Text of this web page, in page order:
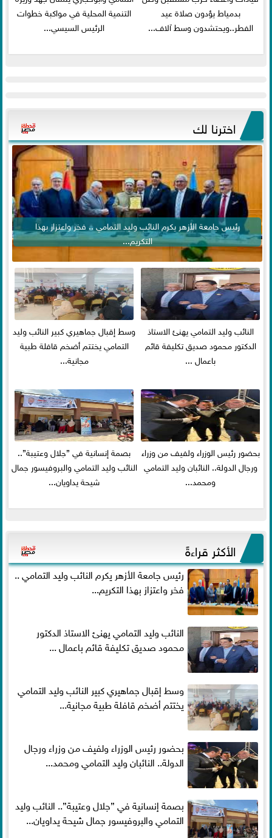
بدمياط يؤدون صلاة عيد
الفطر..ويحتشدون وسط آلاف...
التنمية المحلية في مواكبة خطوات
الرئيس السيسي...
اخترنا لك
رئيس جامعة الأزهر يكرم النائب وليد التمامي .. فخر واعتزاز بهذا
التكريم...
النائب وليد التمامي يهنئ الاستاذ
الدكتور محمود صديق تكليفة قائم
باعمال ...
وسط إقبال جماهيري كبير النائب وليد
التمامي يختتم أضخم قافلة طبية
مجانية...
بحضور رئيس الوزراء ولفيف من وزراء
ورجال الدولة.. النائبان وليد التمامي
ومحمد...
بصمة إنسانية في ”جلال وعتيبة”..
النائب وليد التمامي والبروفيسور جمال
شيحة يداويان...
الأكثر قراءةً
رئيس جامعة الأزهر يكرم النائب وليد التمامي ..
فخر واعتزاز بهذا التكريم...
النائب وليد التمامي يهنئ الاستاذ الدكتور
محمود صديق تكليفة قائم باعمال ...
وسط إقبال جماهيري كبير النائب وليد التمامي
يختتم أضخم قافلة طبية مجانية...
بحضور رئيس الوزراء ولفيف من وزراء ورجال
الدولة.. النائبان وليد التمامي ومحمد...
بصمة إنسانية في ”جلال وعتيبة”.. النائب وليد
التمامي والبروفيسور جمال شيحة يداويان...